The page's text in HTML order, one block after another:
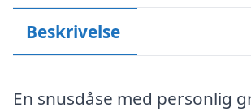
Beskrivelse
En snusdåse med personlig